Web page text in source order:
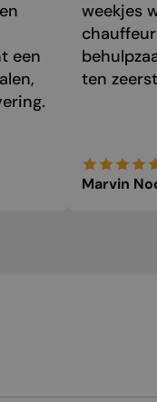
een
weekjes
ten
Marvin